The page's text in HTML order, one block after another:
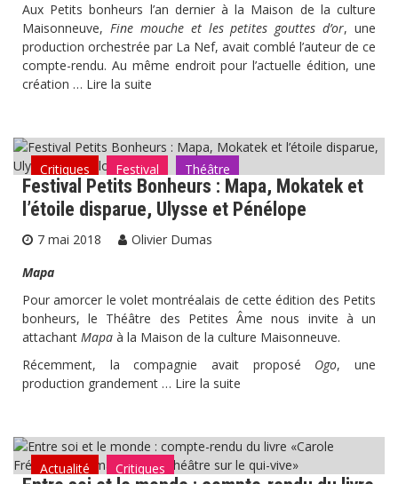
Aux Petits bonheurs l’an dernier à la Maison de la culture
Maisonneuve, Fine mouche et les petites gouttes d’or, une
production orchestrée par La Nef, avait comblé l’auteur de ce
compte-rendu. Au même endroit pour l’actuelle édition, une
création … Lire la suite
Critiques Festival Théâtre
Festival Petits Bonheurs : Mapa, Mokatek et
l’étoile disparue, Ulysse et Pénélope
7 mai 2018
Olivier Dumas
Mapa
Pour amorcer le volet montréalais de cette édition des Petits
bonheurs, le Théâtre des Petites Âme nous invite à un
attachant Mapa à la Maison de la culture Maisonneuve.
Récemment, la compagnie avait proposé Ogo, une
production grandement … Lire la suite
Actualité Critiques